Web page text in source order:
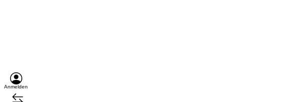
Anmelden